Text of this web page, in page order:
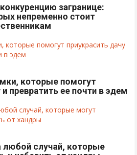
загранице:
непременно стоит
которые помогут
превратить ее почти в эдем
любой случай, которые